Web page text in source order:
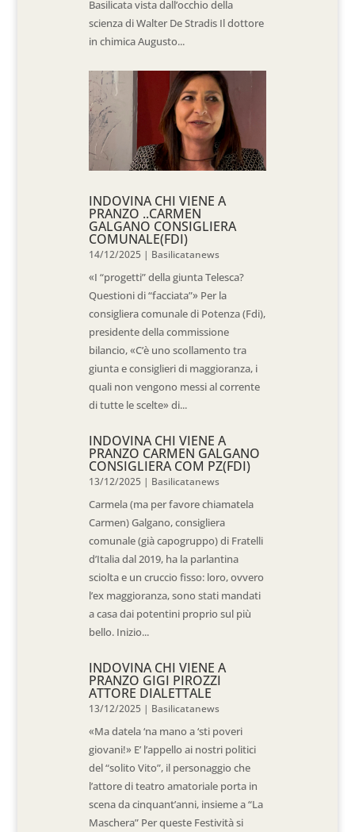
Basilicata vista dall’occhio della
scienza di Walter De Stradis Il dottore
in chimica Augusto...
INDOVINA CHI VIENE A
PRANZO ..CARMEN
GALGANO CONSIGLIERA
COMUNALE(FDI)
14/12/2025 | Basilicatanews
«I “progetti” della giunta Telesca?
Questioni di “facciata”» Per la
consigliera comunale di Potenza (Fdi),
presidente della commissione
bilancio, «C’è uno scollamento tra
giunta e consiglieri di maggioranza, i
quali non vengono messi al corrente
di tutte le scelte» di...
INDOVINA CHI VIENE A
PRANZO CARMEN GALGANO
CONSIGLIERA COM PZ(FDI)
13/12/2025 | Basilicatanews
Carmela (ma per favore chiamatela
Carmen) Galgano, consigliera
comunale (già capogruppo) di Fratelli
d’Italia dal 2019, ha la parlantina
sciolta e un cruccio fisso: loro, ovvero
l’ex maggioranza, sono stati mandati
a casa dai potentini proprio sul più
bello. Inizio...
INDOVINA CHI VIENE A
PRANZO GIGI PIROZZI
ATTORE DIALETTALE
13/12/2025 | Basilicatanews
«Ma datela ‘na mano a ‘sti poveri
giovani!» E’ l’appello ai nostri politici
del “solito Vito”, il personaggio che
l’attore di teatro amatoriale porta in
scena da cinquant’anni, insieme a “La
Maschera” Per queste Festività si